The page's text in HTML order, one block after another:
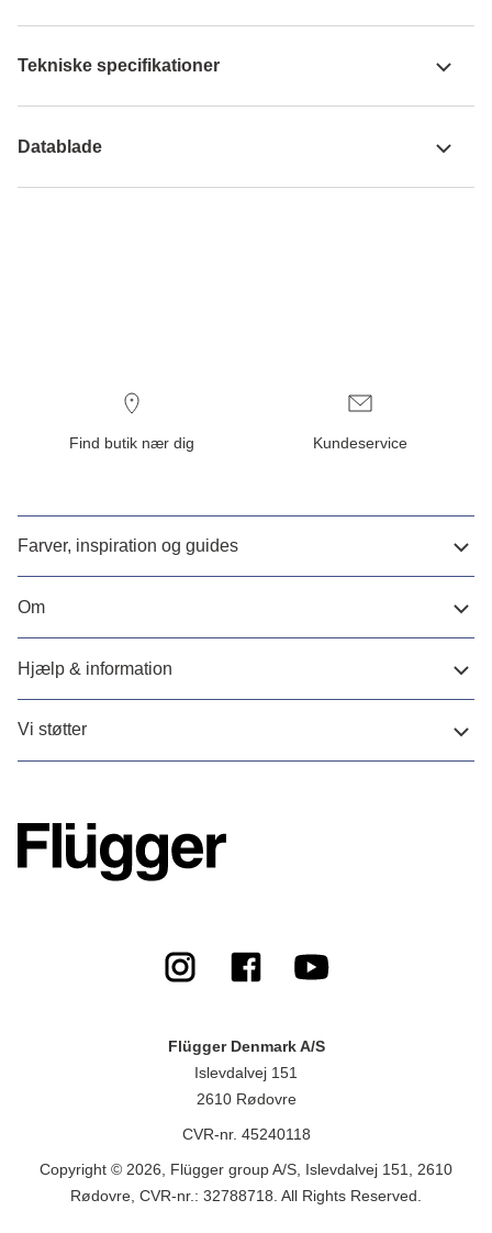
Tekniske specifikationer
Datablade
Find butik nær dig Kundeservice
Farver, inspiration og guides
Om
Hjælp & information
Vi støtter
Flügger Denmark A/S
Islevdalvej 151
2610 Rødovre
CVR-nr. 45240118
Copyright © 2026, Flügger group A/S, Islevdalvej 151, 2610
Rødovre, CVR-nr.: 32788718. All Rights Reserved.